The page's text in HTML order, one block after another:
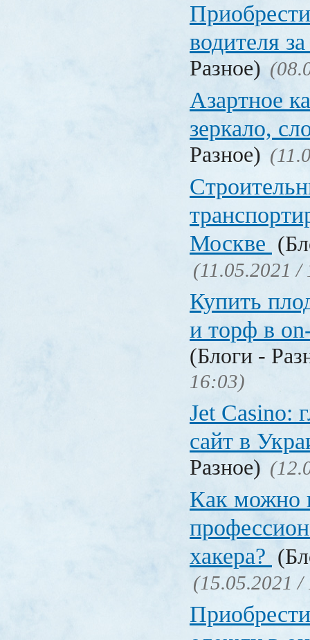
водителя
Разное)
Азартное
зеркало,
Разное)
Москве
(11.05.2021 /
Купить
и торф в
(Блоги -
16:03)
Jet Сasino:
сайт в
Разное)
Как можно
хакера?
(15.05.2021 /